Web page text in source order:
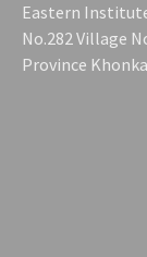
Eastern
No.282 Village
Province